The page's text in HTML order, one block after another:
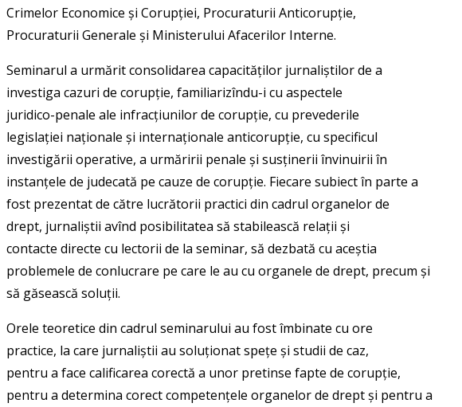
Crimelor Economice și Corupției, Procuraturii Anticorupție,
Procuraturii Generale și Ministerului Afacerilor Interne.
Seminarul a urmărit consolidarea capacităților jurnaliștilor de a
investiga cazuri de corupție, familiarizîndu-i cu aspectele
juridico-penale ale infracțiunilor de corupție, cu prevederile
legislației naționale și internaționale anticorupție, cu specificul
investigării operative, a urmăririi penale și susținerii învinuirii în
instanțele de judecată pe cauze de corupție. Fiecare subiect în parte a
fost prezentat de către lucrătorii practici din cadrul organelor de
drept, jurnaliștii avînd posibilitatea să stabilească relații și
contacte directe cu lectorii de la seminar, să dezbată cu aceștia
problemele de conlucrare pe care le au cu organele de drept, precum și
să găsească soluții.
Orele teoretice din cadrul seminarului au fost îmbinate cu ore
practice, la care jurnaliștii au soluționat spețe și studii de caz,
pentru a face calificarea corectă a unor pretinse fapte de corupție,
pentru a determina corect competențele organelor de drept și pentru a